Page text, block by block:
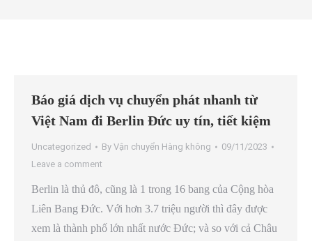
Báo giá dịch vụ chuyển phát nhanh từ
Việt Nam đi Berlin Đức uy tín, tiết kiệm
Uncategorized By Vận chuyển Hàng không
09/11/2023
Leave a comment
Berlin là thủ đô, cũng là 1 trong 16 bang của Cộng hòa
Liên Bang Đức. Với hơn 3.7 triệu người thì đây được
xem là thành phố lớn nhất nước Đức; và so với cả Châu